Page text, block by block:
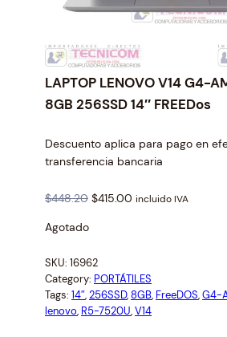
LAPTOP LENOVO V14 G4-
8GB 256SSD 14″ FREEDos
Descuento aplica para pago en
transferencia bancaria
$448.20 O
i
n
a
l
$415.00 C
n
t
p
incluido IVA
Agotado
SKU: 16962
Category: PORTÁTILES
Tags: 14″, 256SSD, 8GB, FreeDOS, G4-
lenovo, R5-7520U, V14